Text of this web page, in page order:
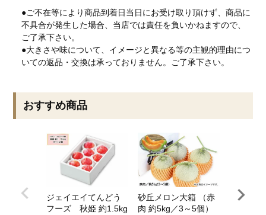
●ご不在等により商品到着日当日にお受け取り頂けず、商品に
不具合が発生した場合、当店では責任を負いかねますので、
ご了承下さい。
●大きさや味について、イメージと異なる等の主観的理由につ
いての返品・交換は承っておりません。ご了承下さい。
おすすめ商品
ジェイエイてんどう
フーズ 秋姫 約1.5kg
砂丘メロン大箱 （赤
肉 約5kg／3～5個）
伊藤さ